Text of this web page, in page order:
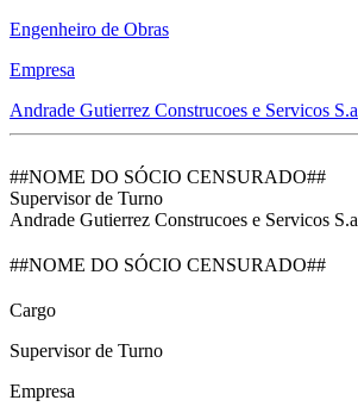
Engenheiro de Obras
Empresa
Andrade Gutierrez Construcoes e Servicos S.a
##NOME DO SÓCIO CENSURADO##
Supervisor de Turno
Andrade Gutierrez Construcoes e Servicos S.a
##NOME DO SÓCIO CENSURADO##
Cargo
Supervisor de Turno
Empresa